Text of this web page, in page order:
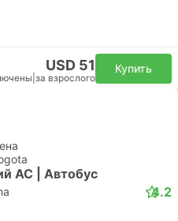
USD 51
за взрослого
Купить
AC | Автобус
4.2